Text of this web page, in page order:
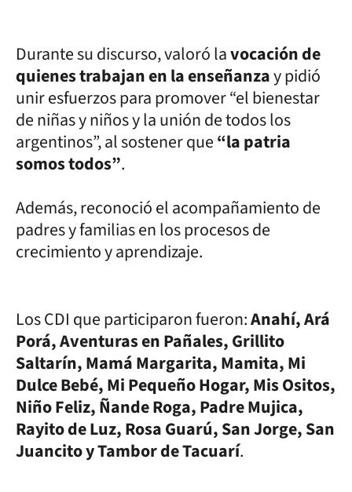
Durante su discurso, valoró lavocación de
quienes trabajan en la enseñanzay pidió
unir esfuerzos para promover “el bienestar
de niñas y niños y la unión de todos los
argentinos”, al sostener que“la patria
somos todos”.
Además, reconoció el acompañamiento de
padres y familias en los procesos de
crecimiento y aprendizaje.
Los CDI que participaron fueron:Anahí, Ará
Porá, Aventuras en Pañales, Grillito
Saltarín, Mamá Margarita, Mamita, Mi
Dulce Bebé, Mi Pequeño Hogar, Mis Ositos,
Niño Feliz, Ñande Roga, Padre Mujica,
Rayito de Luz, Rosa Guarú, San Jorge, San
Juancito y Tambor de Tacuarí.